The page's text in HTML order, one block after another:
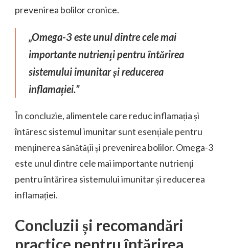
prevenirea bolilor cronice.
„Omega-3 este unul dintre cele mai
importante nutrienți pentru întărirea
sistemului imunitar și reducerea
inflamației.”
În concluzie, alimentele care reduc inflamația și
întăresc sistemul imunitar sunt esențiale pentru
menținerea sănătății și prevenirea bolilor. Omega-3
este unul dintre cele mai importante nutrienți
pentru întărirea sistemului imunitar și reducerea
inflamației.
Concluzii și recomandări
practice pentru întărirea